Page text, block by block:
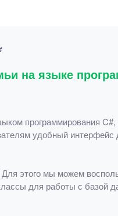
на языке
программирования C#,
удобный интерфейс
этого мы можем
для работы с базой